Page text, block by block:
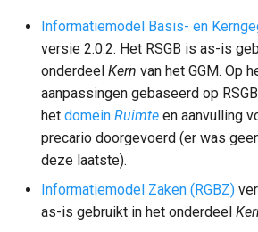
Informatiemodel Basis- en
versie 2.0.2. Het RSGB is as-is
onderdeel Kern van het GGM. Op
aanpassingen gebaseerd op
het domein Ruimte en aanvulling
precario doorgevoerd (er was
deze laatste).
Informatiemodel Zaken (RGBZ)
as-is gebruikt in het onderdeel